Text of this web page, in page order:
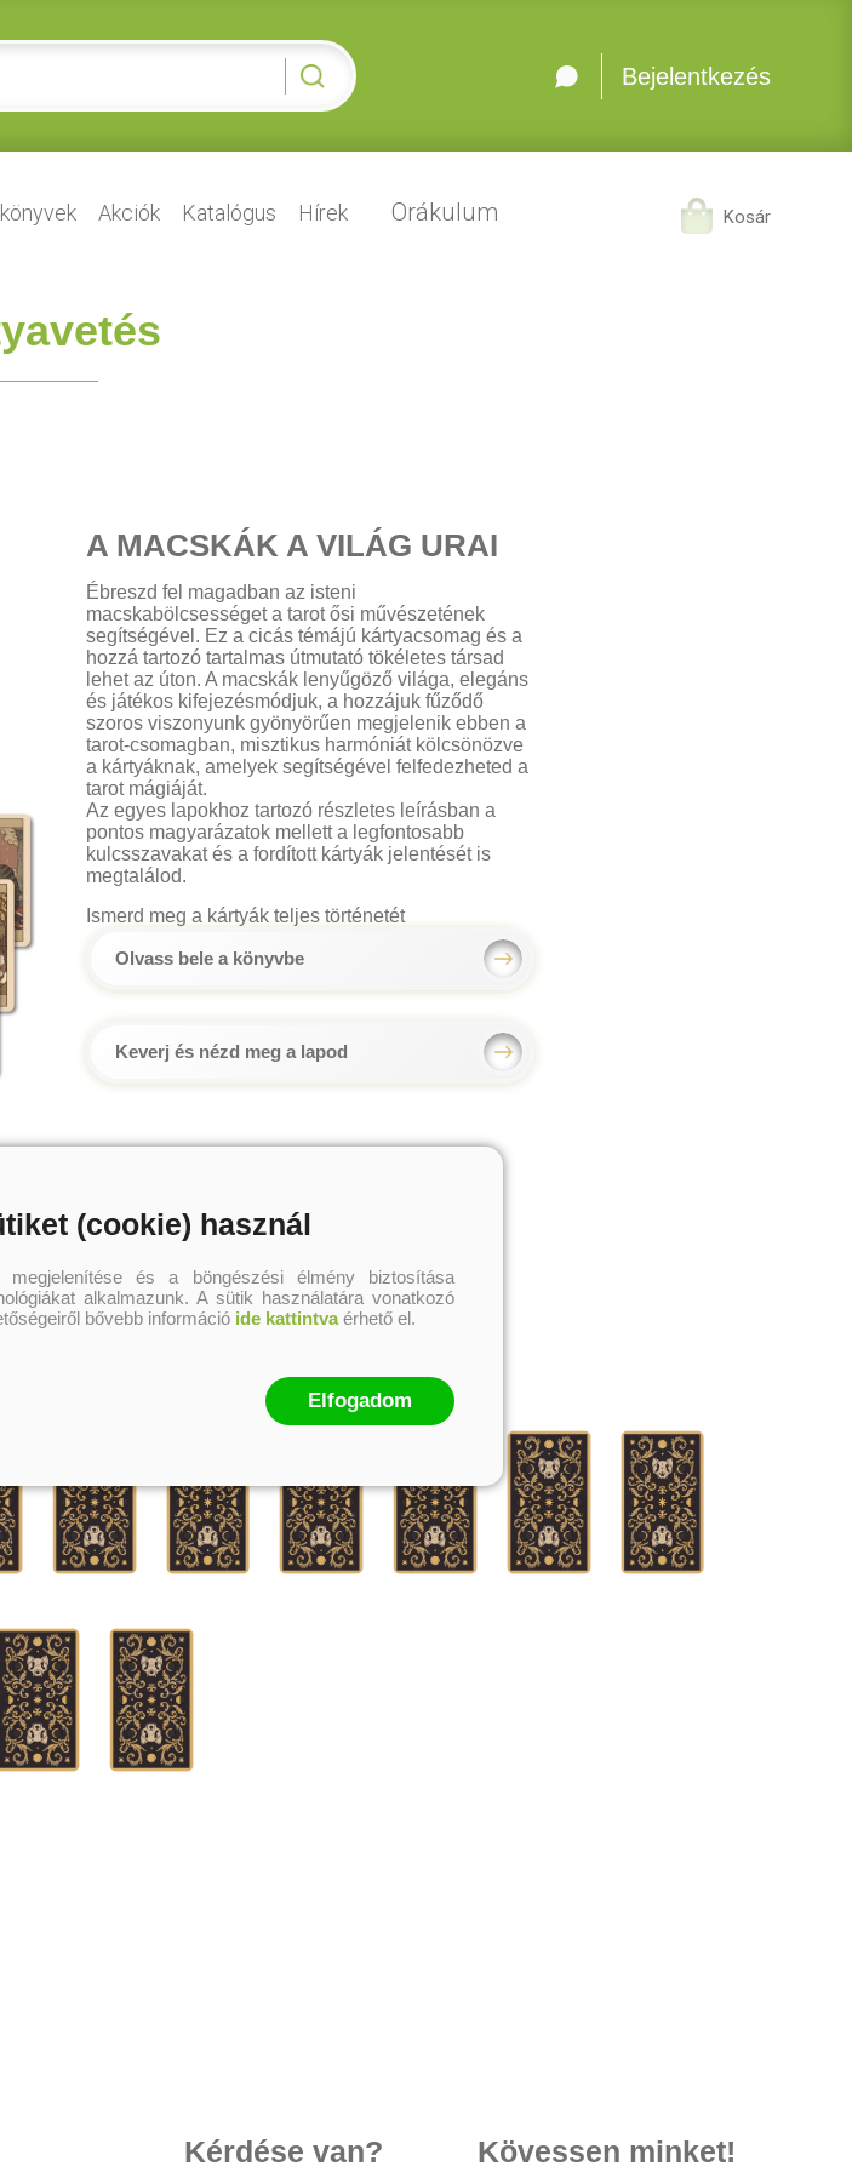
Bejelentkezés
Akciók Katalógus Hírek Orákulum Kosár
A MACSKÁK A VILÁG URAI
Ébreszd fel magadban az isteni
macskabölcsességet a tarot ősi művészetének
segítségével. Ez a cicás témájú kártyacsomag és a
hozzá tartozó tartalmas útmutató tökéletes társad
lehet az úton. A macskák lenyűgöző világa, elegáns
és játékos kifejezésmódjuk, a hozzájuk fűződő
szoros viszonyunk gyönyörűen megjelenik ebben a
tarot-csomagban, misztikus harmóniát kölcsönözve
a kártyáknak, amelyek segítségével felfedezheted a
tarot mágiáját.
Az egyes lapokhoz tartozó részletes leírásban a
pontos magyarázatok mellett a legfontosabb
kulcsszavakat és a fordított kártyák jelentését is
megtalálod.
Ismerd meg a kártyák teljes történetét
Olvass bele a könyvbe
Keverj és nézd meg a lapod
lapot
Kérdése van? Kövessen minket!
(cookie) használ
megjelenítése és a böngészési élmény biztosítása
alkalmazunk. A sütik használatára vonatkozó
bővebb információ ide kattintvaérhető el.
Elfogadom